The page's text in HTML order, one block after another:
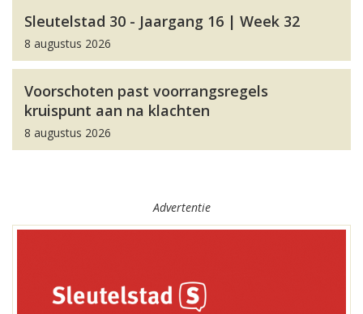
Sleutelstad 30 - Jaargang 16 | Week 32
8 augustus 2026
Voorschoten past voorrangsregels
kruispunt aan na klachten
8 augustus 2026
Advertentie